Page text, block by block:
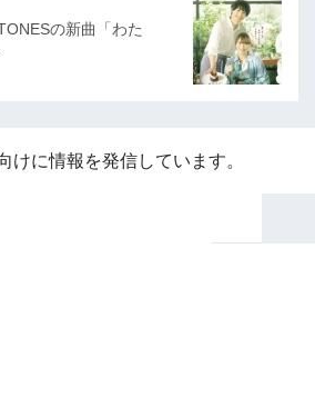
の新曲「わた
けに情報を発信しています。